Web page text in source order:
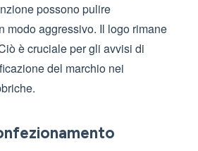
possono pulire
modo aggressivo. Il logo rimane
è cruciale per gli avvisi di
del marchio nei